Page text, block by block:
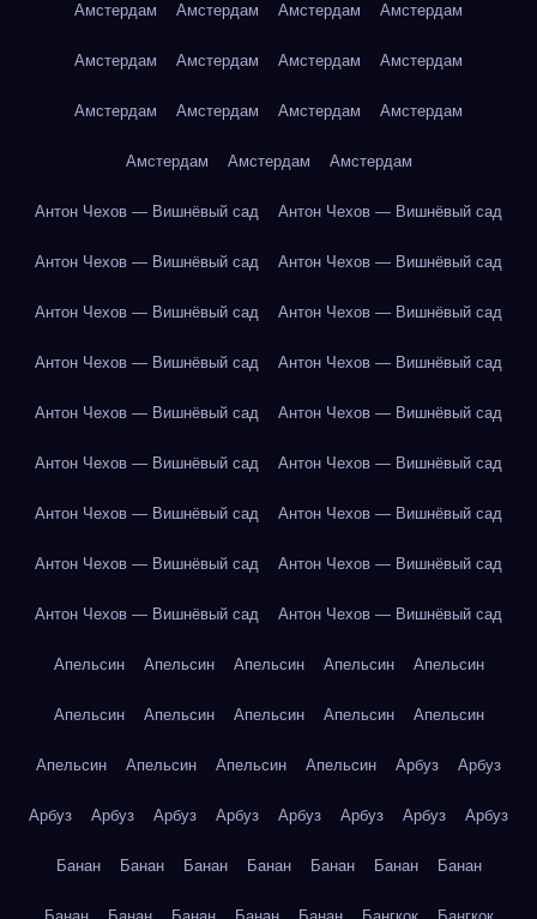
Амстердам Амстердам Амстердам Амстердам
Амстердам Амстердам Амстердам Амстердам
Амстердам Амстердам Амстердам Амстердам
Амстердам Амстердам Амстердам
Антон Чехов — Вишнёвый сад Антон Чехов — Вишнёвый сад
Антон Чехов — Вишнёвый сад Антон Чехов — Вишнёвый сад
Антон Чехов — Вишнёвый сад Антон Чехов — Вишнёвый сад
Антон Чехов — Вишнёвый сад Антон Чехов — Вишнёвый сад
Антон Чехов — Вишнёвый сад Антон Чехов — Вишнёвый сад
Антон Чехов — Вишнёвый сад Антон Чехов — Вишнёвый сад
Антон Чехов — Вишнёвый сад Антон Чехов — Вишнёвый сад
Антон Чехов — Вишнёвый сад Антон Чехов — Вишнёвый сад
Антон Чехов — Вишнёвый сад Антон Чехов — Вишнёвый сад
Апельсин Апельсин Апельсин Апельсин Апельсин
Апельсин Апельсин Апельсин Апельсин Апельсин
Апельсин Апельсин Апельсин Апельсин Арбуз Арбуз
Арбуз Арбуз Арбуз Арбуз Арбуз Арбуз Арбуз Арбуз
Банан Банан Банан Банан Банан Банан Банан